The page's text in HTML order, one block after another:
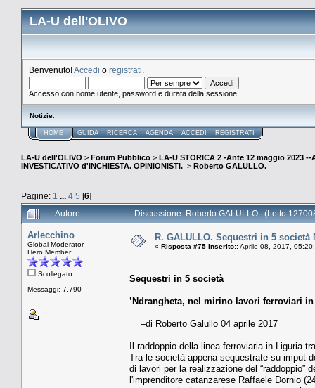
LA-U dell'OLIVO
Benvenuto!Accedi o registrati
Accesso con nome utente, password e durata della sessione
Notizie:
HOME GUIDA RICERCA AGENDA ACCEDI REGISTRATI
LA-U dell'OLIVO > Forum Pubblico > LA-U STORICA 2 -Ante 12 maggio 2023 --
INVESTICATIVO d'INCHIESTA. OPINIONISTI. > Roberto GALULLO.
Pagine: 1 ... 4 5 [6]
Autore
Discussione: Roberto GALULLO. (Letto
Arlecchino
Global Moderator
Hero Member
Scollegato
Messaggi: 7.790
R. GALULLO. Sequestri in 5
« Risposta #75 inserito::Aprile 08, 2017,
Sequestri in 5 società
’Ndrangheta, nel mirino lavori ferroviari
–di Roberto Galullo 04 aprile 2017
Il raddoppio della linea ferroviaria in Liguria
Tra le società appena sequestrate su imput
di lavori per la realizzazione del “raddoppio”
l'imprenditore catanzarese Raffaele Dornio